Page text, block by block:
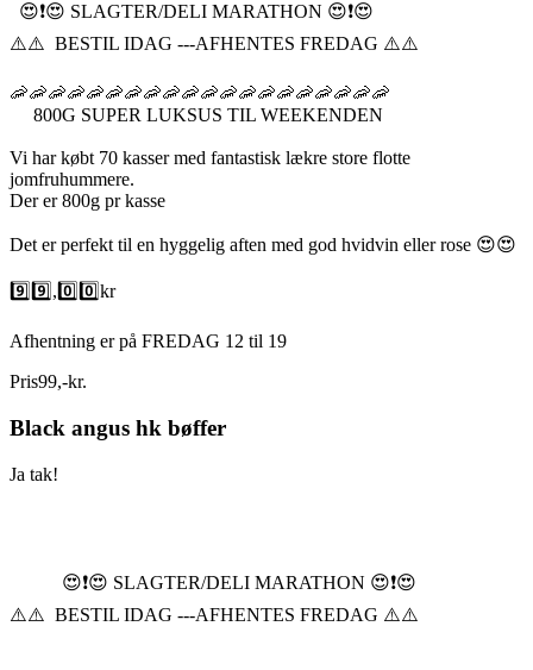
😍❗️😍 SLAGTER/DELI MARATHON 😍❗️😍
⚠️⚠️ BESTIL IDAG ---AFHENTES FREDAG ⚠️⚠️
🦐🦐🦐🦐🦐🦐🦐🦐🦐🦐🦐🦐🦐🦐🦐🦐🦐🦐🦐🦐
800G SUPER LUKSUS TIL WEEKENDEN
Vi har købt 70 kasser med fantastisk lækre store flotte
jomfruhummere.
Der er 800g pr kasse
Det er perfekt til en hyggelig aften med god hvidvin eller rose 😍😍
9️⃣9️⃣,0️⃣0️⃣kr
Afhentning er på FREDAG 12 til 19
Pris99,-kr.
Black angus hk bøffer
Ja tak!
😍❗️😍 SLAGTER/DELI MARATHON 😍❗️😍
⚠️⚠️ BESTIL IDAG ---AFHENTES FREDAG ⚠️⚠️